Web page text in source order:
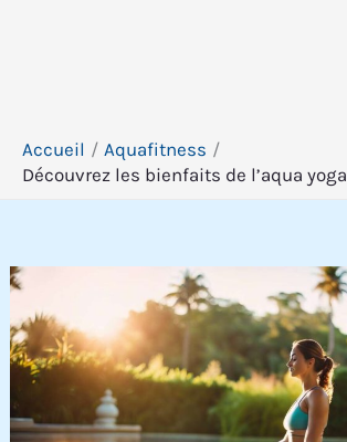
Accueil
Aquafitness
Découvrez les bienfaits de l’aqua yoga